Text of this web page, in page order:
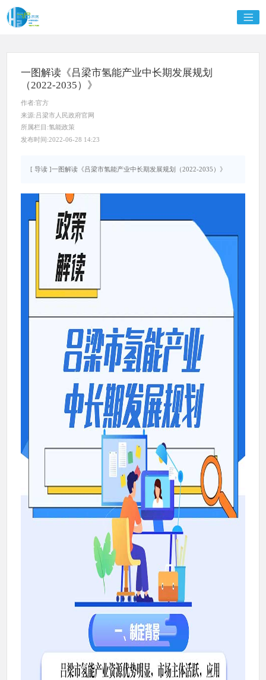
一图解读《吕梁市氢能产业中长期发展规划
（2022-2035）》
作者:官方
来源:吕梁市人民政府官网
所属栏目:氢能政策
发布时间:2022-06-28 14:23
[ 导读 ]一图解读《吕梁市氢能产业中长期发展规划（2022-2035）》